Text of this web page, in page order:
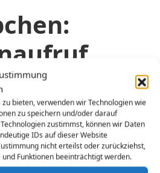
bieten, verwenden wir Technologien wie
zu speichern und/oder darauf
zustimmst, können wir Daten
IDs auf dieser Website
nicht erteilst oder zurückziehst,
Funktionen beeinträchtigt werden.
2026 gerhardbeck
probiert (und nur bei
KI im Pfarrersalltag:
gehabt und grob notiert.
diese gegeben, diese im Stil